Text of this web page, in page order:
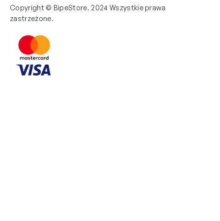
Copyright © BipeStore. 2024 Wszystkie prawa
zastrzeżone.